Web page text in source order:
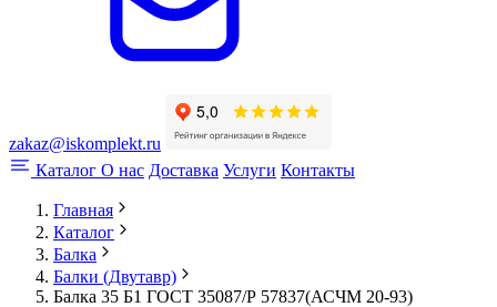
zakaz@iskomplekt.ru
Каталог О нас Доставка Услуги Контакты
Главная
Каталог
Балка
Балки (Двутавр)
Балка 35 Б1 ГОСТ 35087/Р 57837(АСЧМ 20-93)